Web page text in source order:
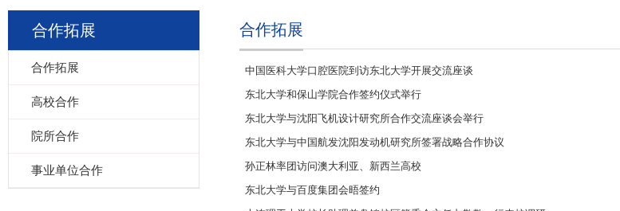
合作拓展
合作拓展
高校合作
院所合作
事业单位合作
合作拓展
中国医科大学口腔医院到访东北大学开展交流座谈
东北大学和保山学院合作签约仪式举行
东北大学与沈阳飞机设计研究所合作交流座谈会举行
东北大学与中国航发沈阳发动机研究所签署战略合作协议
孙正林率团访问澳大利亚、新西兰高校
东北大学与百度集团会晤签约